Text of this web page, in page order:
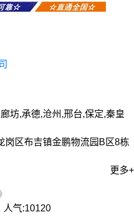
廊坊,承德,沧州,邢台,保定,秦皇
岗区布吉镇金鹏物流园B区8栋
更多+
人气:10120